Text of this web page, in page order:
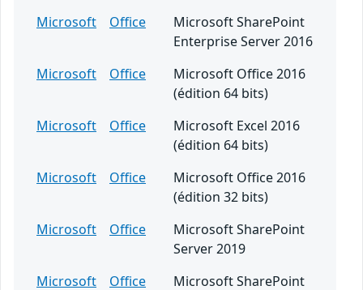
Microsoft
Office
Microsoft SharePoint
Enterprise Server 2016
Microsoft
Office
Microsoft Office 2016
(édition 64 bits)
Microsoft
Office
Microsoft Excel 2016
(édition 64 bits)
Microsoft
Office
Microsoft Office 2016
(édition 32 bits)
Microsoft
Office
Microsoft SharePoint
Server 2019
Microsoft
Office Microsoft SharePoint